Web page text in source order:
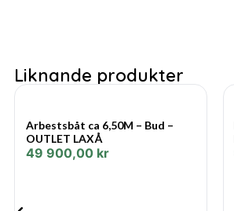
Liknande produkter
Arbestsbåt ca 6,50M – Bud –
OUTLET LAXÅ
49 900,00 kr